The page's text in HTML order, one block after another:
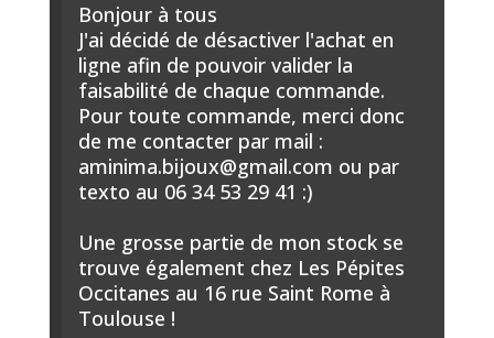
Bonjour à tous
J'ai décidé de désactiver l'achat en
ligne afin de pouvoir valider la
faisabilité de chaque commande.
Pour toute commande, merci donc
de me contacter par mail :
aminima.bijoux@gmail.com ou par
texto au 06 34 53 29 41 :)
Une grosse partie de mon stock se
trouve également chez Les Pépites
Occitanes au 16 rue Saint Rome à
Toulouse !